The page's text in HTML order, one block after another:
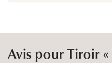
Avis pour Tiroir «